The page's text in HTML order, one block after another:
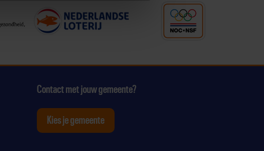
Instagram
op Youtube
Sporten op Linkedin
Contact met jouw gemeente?
Kies je gemeente